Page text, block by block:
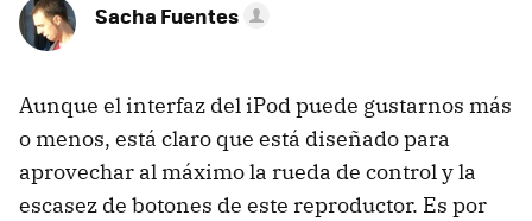
Sacha Fuentes
Aunque el interfaz del iPod puede gustarnos más
o menos, está claro que está diseñado para
aprovechar al máximo la rueda de control y la
escasez de botones de este reproductor. Es por